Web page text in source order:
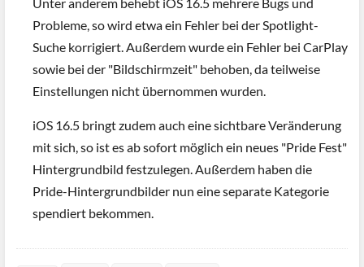
Unter anderem behebt iOS 16.5 mehrere Bugs und
Probleme, so wird etwa ein Fehler bei der Spotlight-
Suche korrigiert. Außerdem wurde ein Fehler bei CarPlay
sowie bei der "Bildschirmzeit" behoben, da teilweise
Einstellungen nicht übernommen wurden.
iOS 16.5 bringt zudem auch eine sichtbare Veränderung
mit sich, so ist es ab sofort möglich ein neues "Pride Fest"
Hintergrundbild festzulegen. Außerdem haben die
Pride-Hintergrundbilder nun eine separate Kategorie
spendiert bekommen.